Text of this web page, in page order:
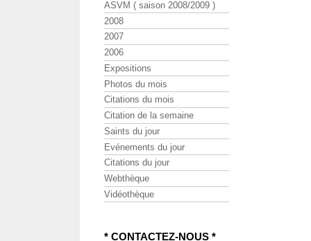
ASVM ( saison 2008/2009 )
2008
2007
2006
Expositions
Photos du mois
Citations du mois
Citation de la semaine
Saints du jour
Evénements du jour
Citations du jour
Webthèque
Vidéothèque
* CONTACTEZ-NOUS *